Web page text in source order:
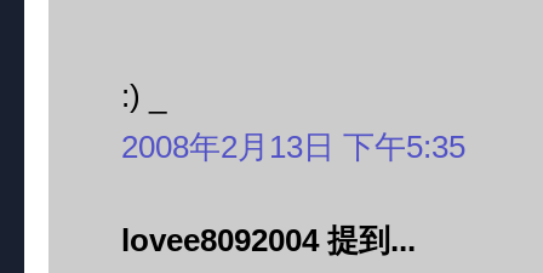
:) _
2008年2月13日 下午5:35
lovee8092004 提到...